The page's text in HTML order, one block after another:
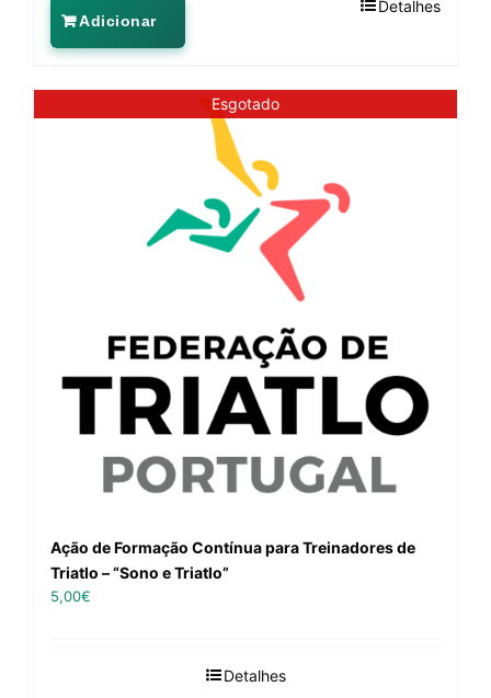
Adicionar
Detalhes
Esgotado
Ação de Formação Contínua para Treinadores de
Triatlo – “Sono e Triatlo”
5,00€
Detalhes